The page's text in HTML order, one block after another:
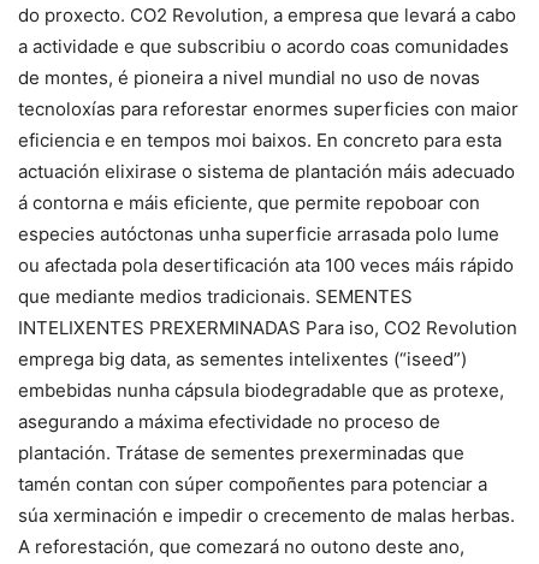
do proxecto. CO2 Revolution, a empresa que levará a cabo
a actividade e que subscribiu o acordo coas comunidades
de montes, é pioneira a nivel mundial no uso de novas
tecnoloxías para reforestar enormes superficies con maior
eficiencia e en tempos moi baixos. En concreto para esta
actuación elixirase o sistema de plantación máis adecuado
á contorna e máis eficiente, que permite repoboar con
especies autóctonas unha superficie arrasada polo lume
ou afectada pola desertificación ata 100 veces máis rápido
que mediante medios tradicionais. SEMENTES
INTELIXENTES PREXERMINADAS Para iso, CO2 Revolution
emprega big data, as sementes intelixentes (“iseed”)
embebidas nunha cápsula biodegradable que as protexe,
asegurando a máxima efectividade no proceso de
plantación. Trátase de sementes prexerminadas que
tamén contan con súper compoñentes para potenciar a
súa xerminación e impedir o crecemento de malas herbas.
A reforestación, que comezará no outono deste ano,